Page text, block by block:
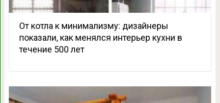
От котла к минимализму: дизайнеры
показали, как менялся интерьер кухни в
течение 500 лет